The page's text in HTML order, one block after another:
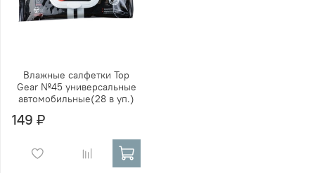
Влажные салфетки Top
Gear №45 универсальные
автомобильные(28 в уп.)
149 ₽